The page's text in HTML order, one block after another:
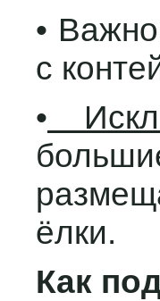
•
с
•
ёлки.
Как